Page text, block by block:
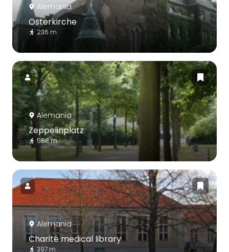
Alemania
Osterkirche
236 m
Alemania
Zeppelinplatz
568 m
Alemania
Charité medical library
397 m